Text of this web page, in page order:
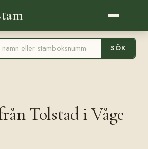
SÖK
Tolstad i Våge